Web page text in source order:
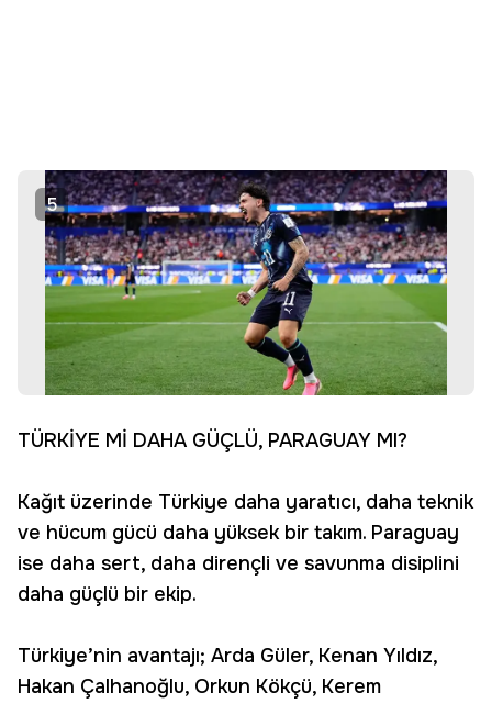
5
TÜRKİYE Mİ DAHA GÜÇLÜ, PARAGUAY MI?
Kağıt üzerinde Türkiye daha yaratıcı, daha teknik
ve hücum gücü daha yüksek bir takım. Paraguay
ise daha sert, daha dirençli ve savunma disiplini
daha güçlü bir ekip.
Türkiye’nin avantajı; Arda Güler, Kenan Yıldız,
Hakan Çalhanoğlu, Orkun Kökçü, Kerem